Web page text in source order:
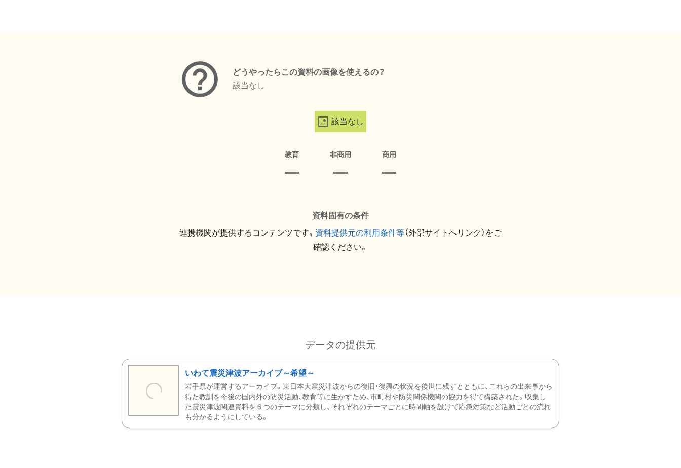
どうやったらこの資料の画像を使えるの？
該当なし
該当なし
教育 非商用 商用
資料固有の条件
連携機関が提供するコンテンツです。 資料提供元の利用条件等（外部サイトへリンク）をご
確認ください。
データの提供元
いわて震災津波アーカイブ～希望～
岩手県が運営するアーカイブ。東日本大震災津波からの復旧・復興の状況を後世に残すとともに、これらの出来事から
得た教訓を今後の国内外の防災活動、教育等に生かすため、市町村や防災関係機関の協力を得て構築された。収集し
た震災津波関連資料を６つのテーマに分類し、それぞれのテーマごとに時間軸を設けて応急対策など活動ごとの流れ
も分かるようにしている。